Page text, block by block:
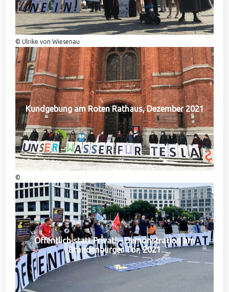
© Ulrike von Wiesenau
Kundgebung am Roten Rathaus, Dezember 2021
©
Öffentlich statt Privat! – Demonstration am
Brandenburger Tor, 2021